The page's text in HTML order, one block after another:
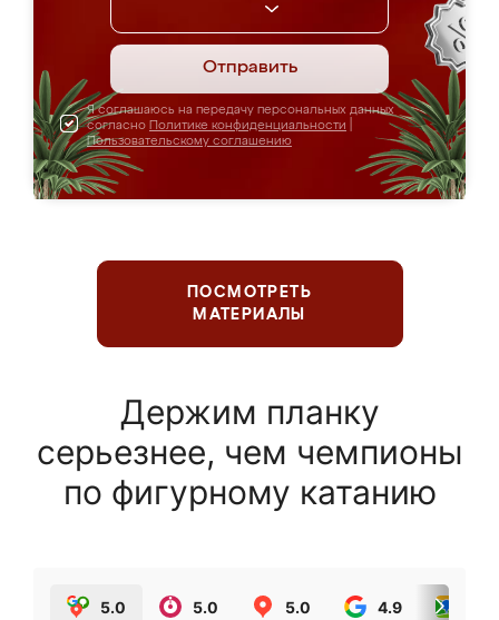
Отправить
Я соглашаюсь на передачу персональных данных
согласно Политике конфиденциальности
Пользовательскому соглашению
ПОСМОТРЕТЬ
МАТЕРИАЛЫ
Держим планку
серьезнее, чем чемпионы
по фигурному катанию
5.0 5.0 5.0 4.9